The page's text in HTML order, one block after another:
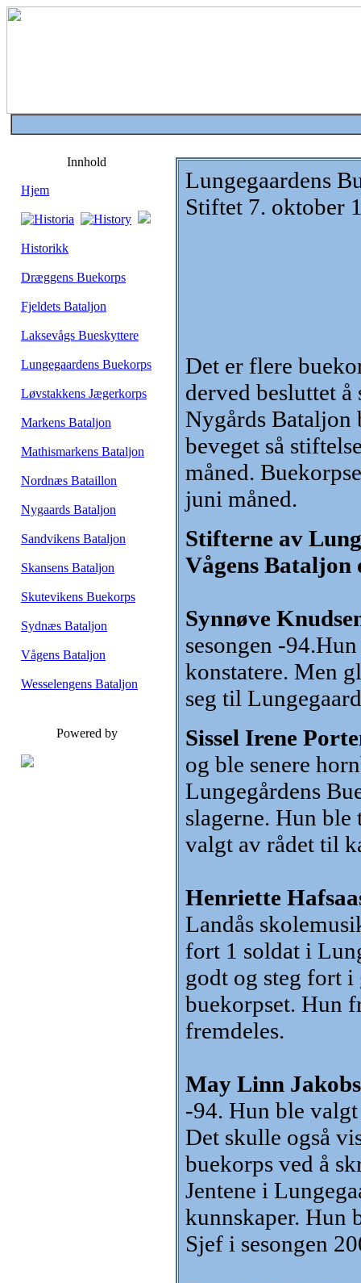
Innhold
Hjem
Historikk
Dræggens Buekorps
Fjeldets Bataljon
Laksevågs Bueskyttere
Lungegaardens Buekorps
Løvstakkens Jægerkorps
Markens Bataljon
Mathismarkens Bataljon
Nordnæs Bataillon
Nygaards Bataljon
Sandvikens Bataljon
Skansens Bataljon
Skutevikens Buekorps
Sydnæs Bataljon
Vågens Bataljon
Wesselengens Bataljon
Powered by
Lungegaardens
Stiftet 7. oktober
Det er flere
derved besluttet å
Nygårds Bataljon
beveget så
måned.
juni måned.
Stifterne av
Vågens Bataljon
Synnøve
sesongen -
konstatere. Men
seg til
Sissel Irene
og ble senere
Lungegårdens
slagerne. Hun
valgt av rådet til
Henriette
Landås
fort 1 soldat i
godt og steg fort
buekorpset. Hun
fremdeles.
May Linn
-94. Hun ble
Det skulle også
buekorps ved å
Jentene i
kunnskaper. Hun
Sjef i sesongen